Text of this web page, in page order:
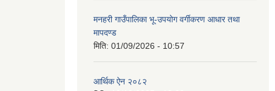
मनहरी गाउँपालिका भू-उपयोग वर्गीकरण आधार तथा
मापदण्ड
मिति: 01/09/2026 - 10:57
आर्थिक ऐन २०८२